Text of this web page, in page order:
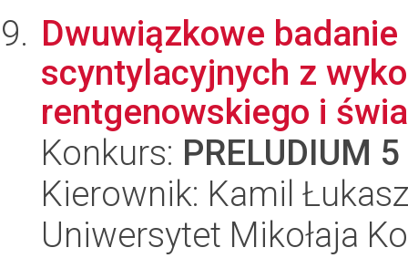
Dwuwiązkowe
scyntylacyjnych z
rentgenowskiego i
Konkurs: PRELUDIUM 5
Kierownik: Kamil
Uniwersytet Mikołaja